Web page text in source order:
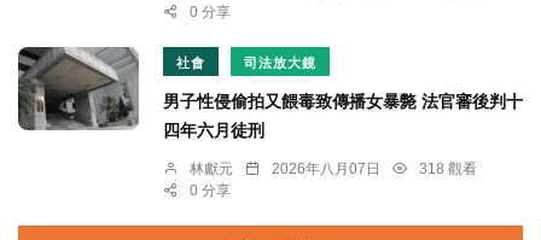
0 分享
社會 司法放大鏡
男子性侵偷拍又餵毒致傳播女暴斃 法官審後判十
四年六月徒刑
林獻元 2026年八月07日
318 觀看
0 分享